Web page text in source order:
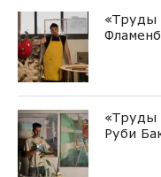
«Труды
«Труды
Руби